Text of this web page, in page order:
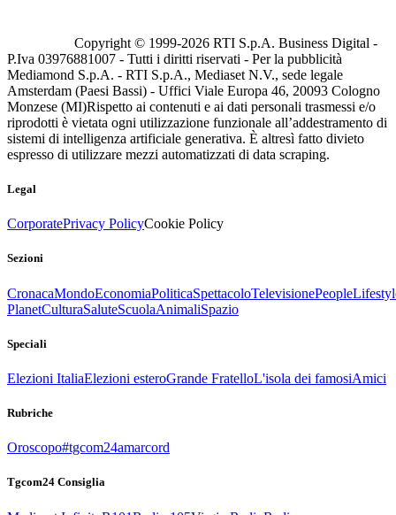
Copyright © 1999-2026 RTI S.p.A. Business Digital -
P.Iva 03976881007 - Tutti i diritti riservati - Per la pubblicità
Mediamond S.p.A. - RTI S.p.A., Mediaset N.V., sede legale
Amsterdam (Paesi Bassi) - Uffici Viale Europa 46, 20093 Cologno
Monzese (MI)Rispetto ai contenuti e ai dati personali trasmessi e/o
riprodotti è vietata ogni utilizzazione funzionale all’addestramento di
sistemi di intelligenza artificiale generativa. È altresì fatto divieto
espresso di utilizzare mezzi automatizzati di data scraping.
Legal
CorporatePrivacy PolicyCookie Policy
Sezioni
CronacaMondoEconomiaPoliticaSpettacoloTelevisionePeople
PlanetCulturaSaluteScuolaAnimaliSpazio
Speciali
Elezioni ItaliaElezioni esteroGrande FratelloL'isola dei famosiAmici
Rubriche
Oroscopo#tgcom24amarcord
Tgcom24 Consiglia